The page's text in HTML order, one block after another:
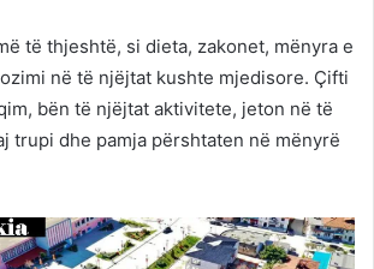
të thjeshtë, si dieta, zakonet, mënyra e
në të njëjtat kushte mjedisore. Çifti
bën të njëjtat aktivitete, jeton në të
trupi dhe pamja përshtaten në mënyrë